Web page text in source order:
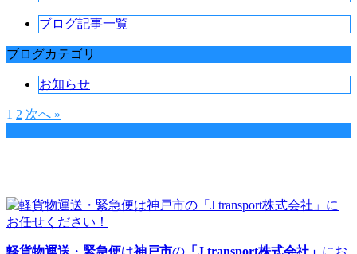
ブログ記事一覧
ブログカテゴリ
お知らせ
1 2 次へ »
軽貨物運送 ・ 緊急便は神戸市の 「J transport株式会社」 にお